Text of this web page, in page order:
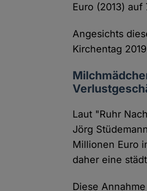
Euro (2013)
Angesichts
Kirchentag
Laut "Ruhr
Jörg
Millionen Euro
daher eine
Diese